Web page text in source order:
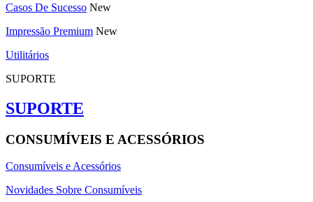
Casos De Sucesso New
Impressão Premium New
Utilitários
SUPORTE
SUPORTE
CONSUMÍVEIS E ACESSÓRIOS
Consumíveis e Acessórios
Novidades Sobre Consumíveis